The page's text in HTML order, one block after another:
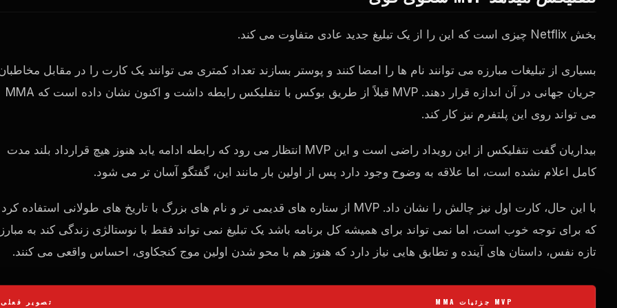
بخش Netflix چیزی است که این را از یک تبلیغ جدید عادی متفاوت می کند.
بسیاری از تبلیغات مبارزه می توانند نام ها را امضا کنند و پوستر بسازند تعداد کمتری می توانند یک کارت را در مقابل
جریان جهانی در آن اندازه قرار دهند. MVP
قبلاً از طریق بوکس با نتفلیکس رابطه داشت و اکنون نشان داده است که MMA
می تواند روی این پلتفرم نیز کار کند.
بیداریان گفت نتفلیکس از این رویداد راضی است و این MVP انتظار می رود که رابطه ادامه یابد هنوز هیچ قرارداد بلند مدت
کامل اعلام نشده است، اما علاقه به وضوح وجود دارد پس از اولین بار مانند این، گفتگو آسان تر می شود.
با این حال، کارت اول نیز چالش را نشان داد. MVP از ستاره های قدیمی تر و نام های بزرگ با تاریخ های طولانی استفاده کرد
که برای توجه خوب است، اما نمی تواند برای همیشه کل برنامه باشد یک تبلیغ نمی تواند فقط با نوستالژی زندگی کند به
تازه نفس، داستان های آینده و تطابق هایی نیاز دارد که هنوز هم با محو شدن اولین موج کنجکاوی، احساس واقعی می کنند.
MVP جزئیات MMA تصویر فعلی